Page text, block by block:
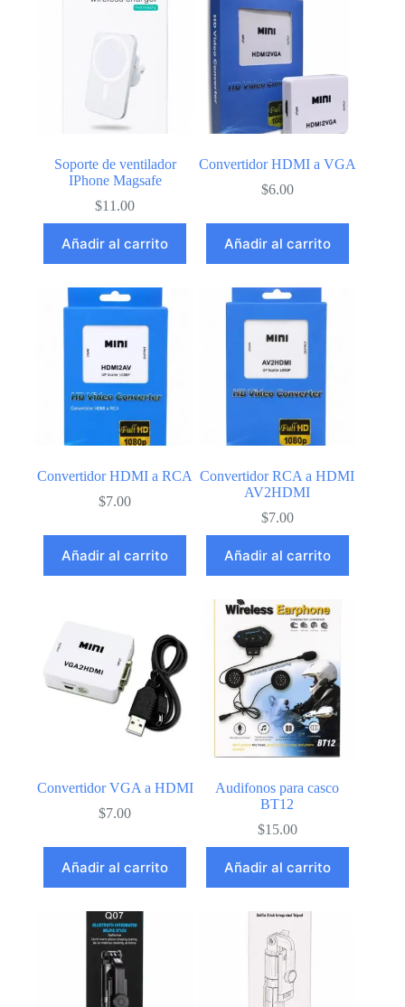
Soporte de ventilador
IPhone Magsafe
$11.00
Añadir al carrito
Convertidor HDMI a VGA
$6.00
Añadir al carrito
Convertidor HDMI a RCA
$7.00
Añadir al carrito
Convertidor RCA a HDMI
AV2HDMI
$7.00
Añadir al carrito
Convertidor VGA a HDMI
$7.00
Añadir al carrito
Audifonos para casco
BT12
$15.00
Añadir al carrito